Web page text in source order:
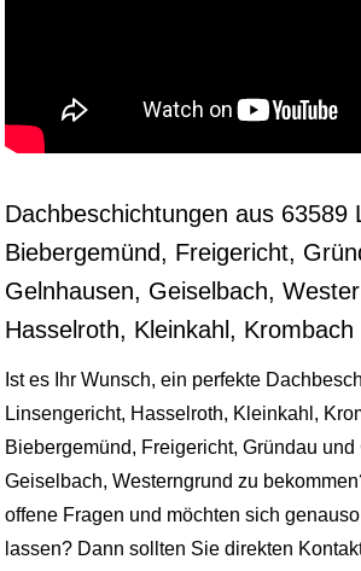
Dachbeschichtungen aus 63589
Biebergemünd, Freigericht,
Gelnhausen, Geiselbach,
Hasselroth, Kleinkahl, Krombach
Ist es Ihr Wunsch, ein perfekte
Linsengericht, Hasselroth, Kleinkahl,
Biebergemünd, Freigericht, Gründau und
Geiselbach, Westerngrund zu
offene Fragen und möchten sich
lassen? Dann sollten Sie direkten